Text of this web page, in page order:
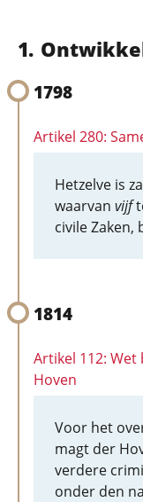
1798
Artikel 280:
Hetzelve is
waarvan vijf
civile Zaken,
1814
Artikel 112:
Hoven
Voor het
magt der
verdere
onder den